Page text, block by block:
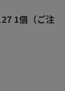
1個（ご注